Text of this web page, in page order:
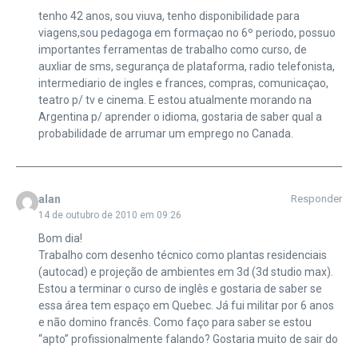
tenho 42 anos, sou viuva, tenho disponibilidade para
viagens,sou pedagoga em formaçao no 6º periodo, possuo
importantes ferramentas de trabalho como curso, de
auxliar de sms, segurança de plataforma, radio telefonista,
intermediario de ingles e frances, compras, comunicaçao,
teatro p/ tv e cinema. E estou atualmente morando na
Argentina p/ aprender o idioma, gostaria de saber qual a
probabilidade de arrumar um emprego no Canada.
alan
14 de outubro de 2010 em 09:26
Responder
Bom dia!
Trabalho com desenho técnico como plantas residenciais
(autocad) e projeção de ambientes em 3d (3d studio max).
Estou a terminar o curso de inglês e gostaria de saber se
essa área tem espaço em Quebec. Já fui militar por 6 anos
e não domino francês. Como faço para saber se estou
“apto” profissionalmente falando? Gostaria muito de sair do